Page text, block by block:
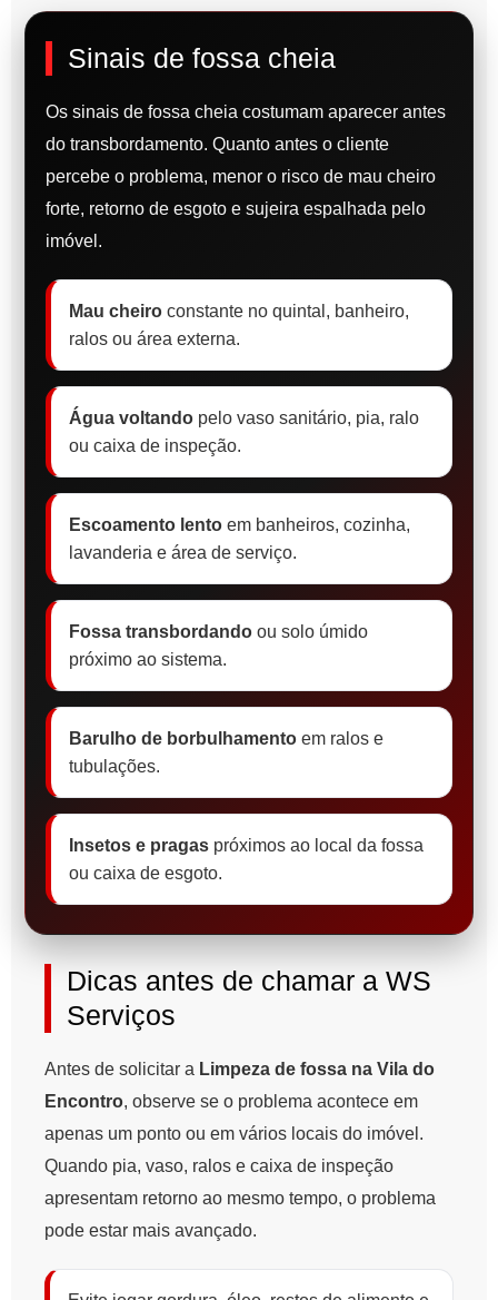
Sinais de fossa cheia
Os sinais de fossa cheia costumam aparecer antes
do transbordamento. Quanto antes o cliente
percebe o problema, menor o risco de mau cheiro
forte, retorno de esgoto e sujeira espalhada pelo
imóvel.
Mau cheiro constante no quintal, banheiro,
ralos ou área externa.
Água voltando pelo vaso sanitário, pia, ralo
ou caixa de inspeção.
Escoamento lento em banheiros, cozinha,
lavanderia e área de serviço.
Fossa transbordando ou solo úmido
próximo ao sistema.
Barulho de borbulhamento em ralos e
tubulações.
Insetos e pragas próximos ao local da fossa
ou caixa de esgoto.
Dicas antes de chamar a WS
Serviços
Antes de solicitar a Limpeza de fossa na Vila do
Encontro, observe se o problema acontece em
apenas um ponto ou em vários locais do imóvel.
Quando pia, vaso, ralos e caixa de inspeção
apresentam retorno ao mesmo tempo, o problema
pode estar mais avançado.